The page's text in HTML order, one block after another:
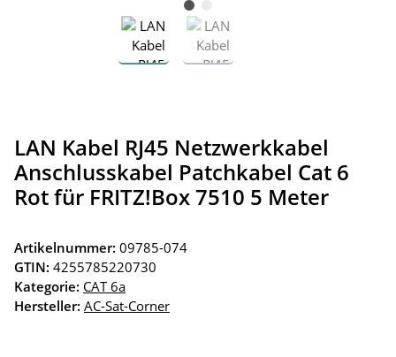
LAN Kabel RJ45 Netzwerkkabel
Anschlusskabel Patchkabel Cat 6
Rot für FRITZ!Box 7510 5 Meter
Artikelnummer: 09785-074
GTIN: 4255785220730
Kategorie: CAT 6a
Hersteller: AC-Sat-Corner